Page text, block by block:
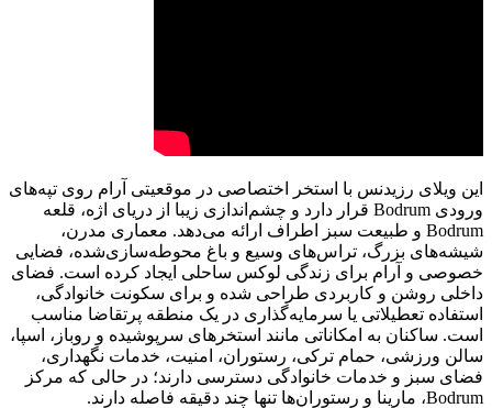
این ویلای رزیدنس با استخر اختصاصی در موقعیتی آرام روی تپه‌های
ورودی Bodrum قرار دارد و چشم‌اندازی زیبا از دریای اژه، قلعه
Bodrum و طبیعت سبز اطراف ارائه می‌دهد. معماری مدرن،
شیشه‌های بزرگ، تراس‌های وسیع و باغ محوطه‌سازی‌شده، فضایی
خصوصی و آرام برای زندگی لوکس ساحلی ایجاد کرده است. فضای
داخلی روشن و کاربردی طراحی شده و برای سکونت خانوادگی،
استفاده تعطیلاتی یا سرمایه‌گذاری در یک منطقه پرتقاضا مناسب
است. ساکنان به امکاناتی مانند استخرهای سرپوشیده و روباز، اسپا،
سالن ورزشی، حمام ترکی، رستوران، امنیت، خدمات نگهداری،
فضای سبز و خدمات خانوادگی دسترسی دارند؛ در حالی که مرکز
Bodrum، مارینا و رستوران‌ها تنها چند دقیقه فاصله دارند.